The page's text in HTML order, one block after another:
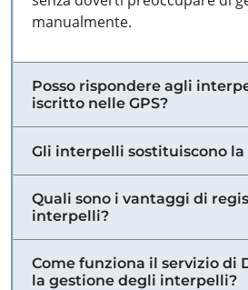
manualmente.
Posso rispondere agli
iscritto nelle GPS?
Gli interpelli sostituiscono la
Quali sono i vantaggi di
interpelli?
Come funziona il servizio di
la gestione degli interpelli?